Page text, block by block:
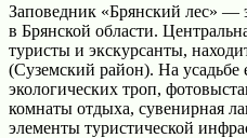
Заповедник «Брянский лес» —
в Брянской области.
туристы и экскурсанты,
(Суземский район). На усадьбе
экологических троп,
комнаты отдыха, сувенирная
элементы туристической